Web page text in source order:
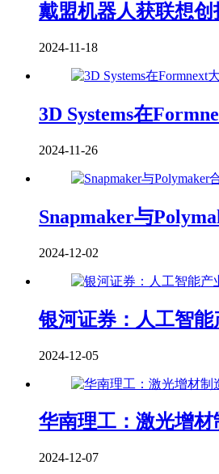
戴盟机器人获联想
2024-11-18
3D Systems在
2024-11-26
Snapmaker与
2024-12-02
银河证券：人工智
2024-12-05
华南理工：激光增材
2024-12-07